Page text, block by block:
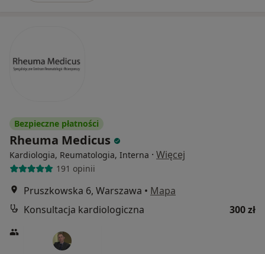
Bezpieczne płatności
Rheuma Medicus
Kardiologia, Reumatologia, Interna · Więcej
191 opinii
Pruszkowska 6, Warszawa • Mapa
Konsultacja kardiologiczna
300 zł